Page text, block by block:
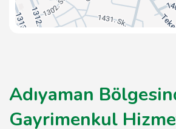
Adıyaman
Gayrimenkul